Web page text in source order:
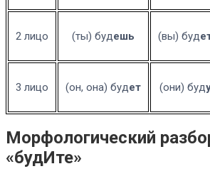
2 лицо (ты) будешь (вы) буд
3 лицо (он, она) будет (они) буд
Морфологический
«будИте»